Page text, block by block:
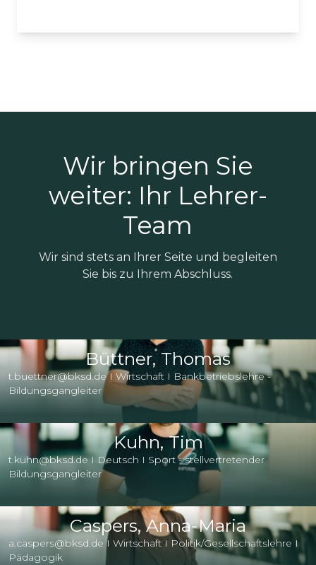
Wir bringen Sie
weiter: Ihr Lehrer-
Team
Wir sind stets an Ihrer Seite und begleiten
Sie bis zu Ihrem Abschluss.
Büttner, Thomas
t.buettner@bksd.de I Wirtschaft I Bankbetriebslehre -
Bildungsgangleiter
Kuhn, Tim
t.kuhn@bksd.de I Deutsch I Sport - stellvertretender
Bildungsgangleiter
Caspers, Anna-Maria
a.caspers@bksd.de I Wirtschaft I Politik/Gesellschaftslehre I
Pädagogik